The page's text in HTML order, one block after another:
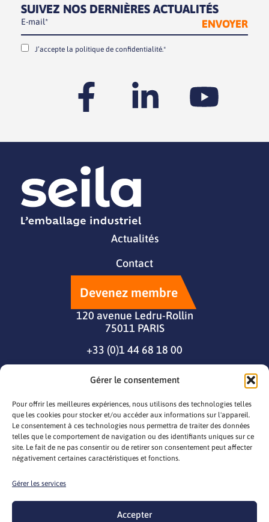
Gérer le consentement
Pour offrir les meilleures expériences, nous utilisons des technologies telles
que les cookies pour stocker et/ou accéder aux informations sur l'appareil.
Le consentement à ces technologies nous permettra de traiter des données
telles que le comportement de navigation ou des identifiants uniques sur ce
site. Le fait de ne pas consentir ou de retirer son consentement peut affecter
négativement certaines caractéristiques et fonctions.
Gérer les services
Accepter
SUIVEZ NOS DERNIÈRES ACTUALITÉS
J’accepte la politique de confidentialité.*
Actualités
Contact
120 avenue Ledru-Rollin
75011 PARIS
+33 (0)1 44 68 18 00
Devenez membre
Mentions légales
Gestion des cookies Politique cookie
CGV/CGU